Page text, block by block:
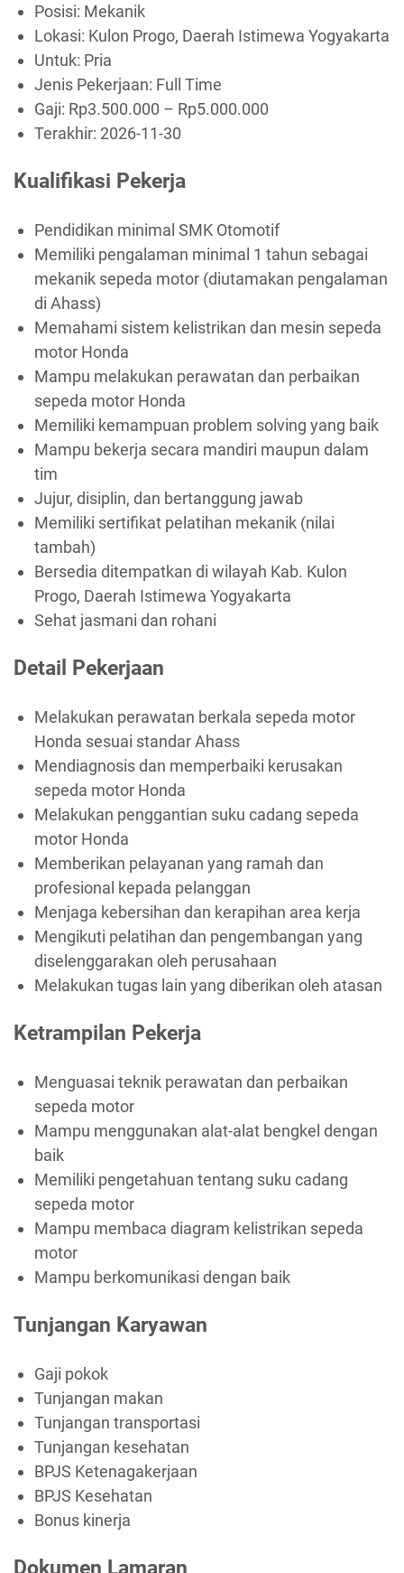
Posisi: Mekanik
Lokasi: Kulon Progo, Daerah Istimewa Yogyakarta
Untuk: Pria
Jenis Pekerjaan: Full Time
Gaji: Rp3.500.000 – Rp5.000.000
Terakhir: 2026-11-30
Kualifikasi Pekerja
Pendidikan minimal SMK Otomotif
Memiliki pengalaman minimal 1 tahun sebagai
mekanik sepeda motor (diutamakan pengalaman
di Ahass)
Memahami sistem kelistrikan dan mesin sepeda
motor Honda
Mampu melakukan perawatan dan perbaikan
sepeda motor Honda
Memiliki kemampuan problem solving yang baik
Mampu bekerja secara mandiri maupun dalam
tim
Jujur, disiplin, dan bertanggung jawab
Memiliki sertifikat pelatihan mekanik (nilai
tambah)
Bersedia ditempatkan di wilayah Kab. Kulon
Progo, Daerah Istimewa Yogyakarta
Sehat jasmani dan rohani
Detail Pekerjaan
Melakukan perawatan berkala sepeda motor
Honda sesuai standar Ahass
Mendiagnosis dan memperbaiki kerusakan
sepeda motor Honda
Melakukan penggantian suku cadang sepeda
motor Honda
Memberikan pelayanan yang ramah dan
profesional kepada pelanggan
Menjaga kebersihan dan kerapihan area kerja
Mengikuti pelatihan dan pengembangan yang
diselenggarakan oleh perusahaan
Melakukan tugas lain yang diberikan oleh atasan
Ketrampilan Pekerja
Menguasai teknik perawatan dan perbaikan
sepeda motor
Mampu menggunakan alat-alat bengkel dengan
baik
Memiliki pengetahuan tentang suku cadang
sepeda motor
Mampu membaca diagram kelistrikan sepeda
motor
Mampu berkomunikasi dengan baik
Tunjangan Karyawan
Gaji pokok
Tunjangan makan
Tunjangan transportasi
Tunjangan kesehatan
BPJS Ketenagakerjaan
BPJS Kesehatan
Bonus kinerja
Dokumen Lamaran